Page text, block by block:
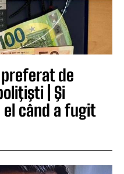
de
| Şi
el când a fugit